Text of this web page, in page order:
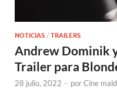
NOTICIAS / TRAILERS
Andrew Dominik
Trailer para
28 julio, 2022 - porCine